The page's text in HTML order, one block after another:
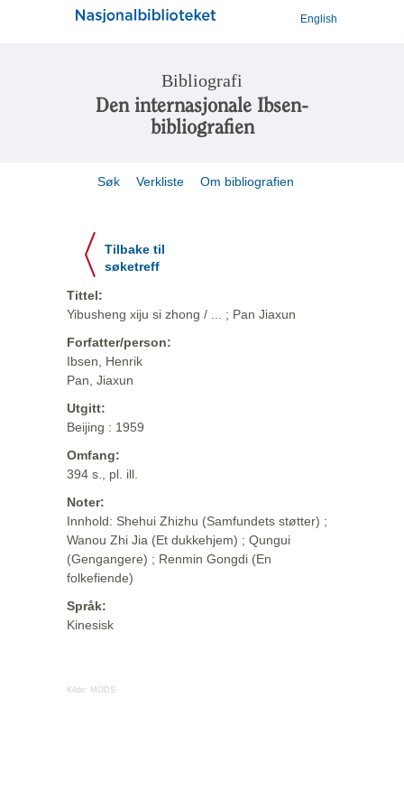
English
Bibliografi
Den internasjonale Ibsen-
bibliografien
Søk Verkliste Om bibliografien
Tilbake til
søketreff
Tittel:
Yibusheng xiju si zhong / ... ; Pan Jiaxun
Forfatter/person:
Ibsen, Henrik
Pan, Jiaxun
Utgitt:
Beijing : 1959
Omfang:
394 s., pl. ill.
Noter:
Innhold: Shehui Zhizhu (Samfundets støtter) ;
Wanou Zhi Jia (Et dukkehjem) ; Qungui
(Gengangere) ; Renmin Gongdi (En
folkefiende)
Språk:
Kinesisk
Kilde: MODS